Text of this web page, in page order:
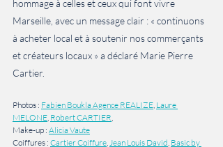
hommage à celles et ceux qui font vivre
Marseille, avec un message clair : « continuons
à acheter local et à soutenir nos commerçants
et créateurs locaux » a déclaré Marie Pierre
Cartier.
Photos : Fabien Boukla Agence REALIZE, Laure
MELONE, Robert CARTIER,
Make-up : Alicia Vaute
Coiffures : Cartier Coiffure, Jean Louis David, Basic by